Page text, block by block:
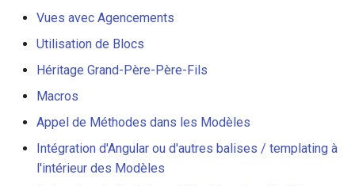
log-zmq
loop-detect
lua-upstream
Précompilation du modèle,
et sortie en tant que fichier
Charger le fichier de modèle
précompilé, et l'exécuter
avec des paramètres de
Vues avec Agencements
Utilisation de Blocs
Héritage Grand-Père-Père-Fils
Macros
Appel de Méthodes dans les Modèles
Intégration d'Angular ou d'autres balises / templating à
l'intérieur des Modèles